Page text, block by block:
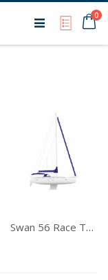
My0
Swan 56 Race Tentwerk